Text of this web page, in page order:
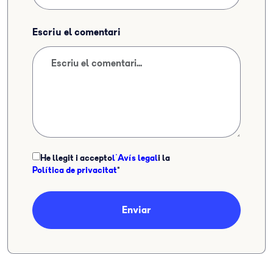
Escriu el comentari
He llegit i acceptol'Avís legali la
Política de privacitat*
Enviar